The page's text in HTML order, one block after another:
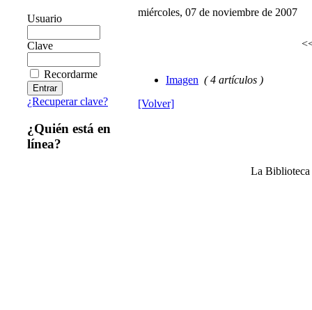
Usuario
Clave
Recordarme
¿Recuperar clave?
¿Quién está en
línea?
miércoles, 07 de noviembre de 2007
Imagen ( 4 artículos )
[Volver]
La